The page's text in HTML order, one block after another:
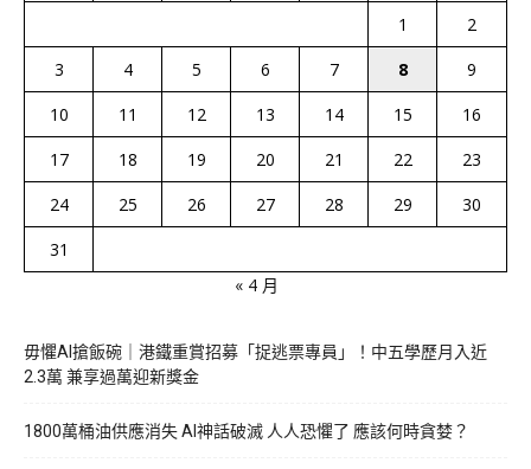
1
2
3
4 5 6 7 8
9
10
11 12 13 14 15
16
17
18 19 20 21 22
23
24
25 26 27 28 29
30
31
« 4 月
毋懼AI搶飯碗｜港鐵重賞招募「捉逃票專員」！中五學歷月入近
2.3萬 兼享過萬迎新獎金
1800萬桶油供應消失 AI神話破滅 人人恐懼了 應該何時貪婪？